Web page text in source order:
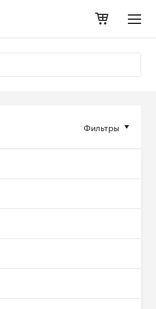
Фильтры